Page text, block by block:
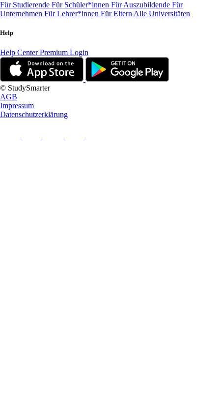
Für Studierende Für Schüler*innen Für Auszubildende Für
Unternehmen Für Lehrer*innen Für Eltern Alle Universitäten
Help
Help CenterPremium Login
© StudySmarter
AGB
Impressum
Datenschutzerklärung